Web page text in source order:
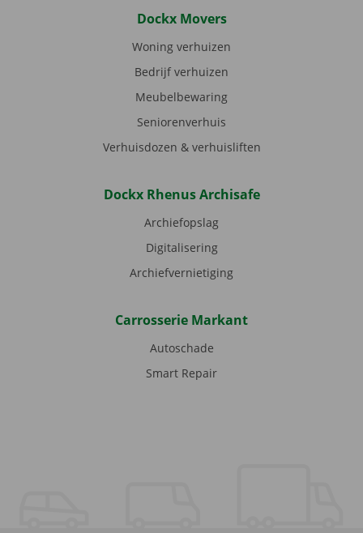
Dockx Movers
Woning verhuizen
Bedrijf verhuizen
Meubelbewaring
Seniorenverhuis
Verhuisdozen & verhuisliften
Dockx Rhenus Archisafe
Archiefopslag
Digitalisering
Archiefvernietiging
Carrosserie Markant
Autoschade
Smart Repair